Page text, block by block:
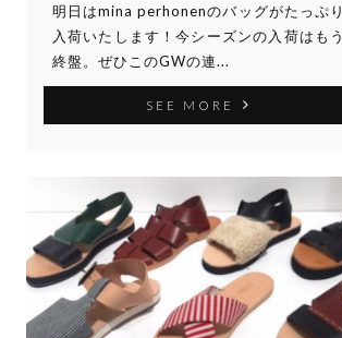
明日はmina perhonenのバッグがたっぷり
入荷いたします！今シーズンの入荷はもう
終盤。ぜひこのGWの連...
SEE MORE